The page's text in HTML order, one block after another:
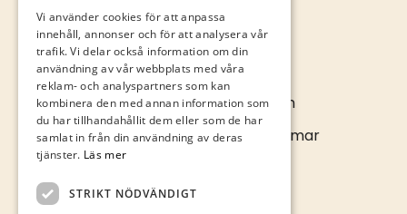
Kontakta oss
info@kalmarcity.com
Norra Långgatan 16 • Kalmar
Vi använder cookies för att anpassa
innehåll, annonser och för att analysera vår
trafik. Vi delar också information om din
användning av vår webbplats med våra
reklam- och analyspartners som kan
kombinera den med annan information som
du har tillhandahållit dem eller som de har
samlat in från din användning av deras
tjänster. Läs mer
STRIKT NÖDVÄNDIGT